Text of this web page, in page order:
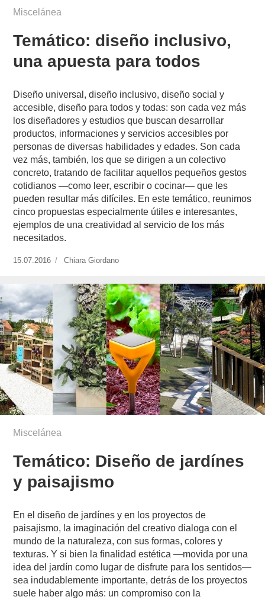
Miscelánea
Temático: diseño inclusivo,
una apuesta para todos
Diseño universal, diseño inclusivo, diseño social y
accesible, diseño para todos y todas: son cada vez más
los diseñadores y estudios que buscan desarrollar
productos, informaciones y servicios accesibles por
personas de diversas habilidades y edades. Son cada
vez más, también, los que se dirigen a un colectivo
concreto, tratando de facilitar aquellos pequeños gestos
cotidianos —como leer, escribir o cocinar— que les
pueden resultar más difíciles. En este temático, reunimos
cinco propuestas especialmente útiles e interesantes,
ejemplos de una creatividad al servicio de los más
necesitados.
Publicado
15.07.2016
https://www.experimenta.es/author/chiara-
Chiara Giordano
Miscelánea
Temático: Diseño de jardínes
y paisajismo
En el diseño de jardínes y en los proyectos de
paisajismo, la imaginación del creativo dialoga con el
mundo de la naturaleza, con sus formas, colores y
texturas. Y si bien la finalidad estética —movida por una
idea del jardín como lugar de disfrute para los sentidos—
sea indudablemente importante, detrás de los proyectos
suele haber algo más: un compromiso con la